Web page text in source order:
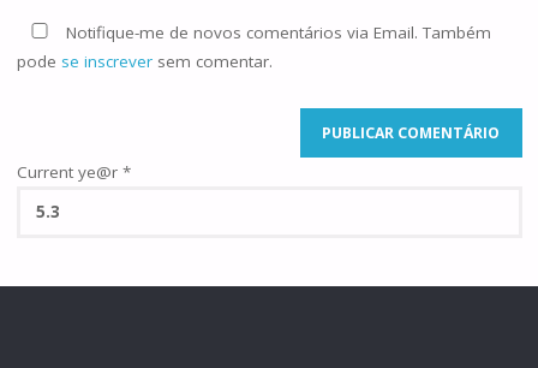
Notifique-me de novos comentários via Email. Também
pode se inscreversem comentar.
Current ye@r *